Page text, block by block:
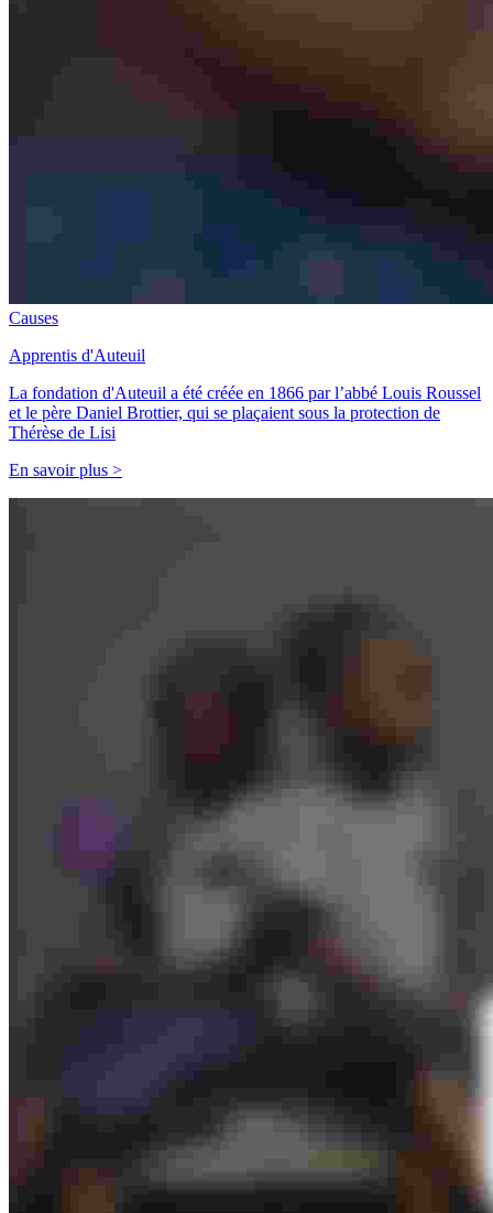
Causes
Apprentis d'Auteuil
La fondation d'Auteuil a été créée en 1866 par l’abbé Louis Roussel
et le père Daniel Brottier, qui se plaçaient sous la protection de
Thérèse de Lisi
En savoir plus >